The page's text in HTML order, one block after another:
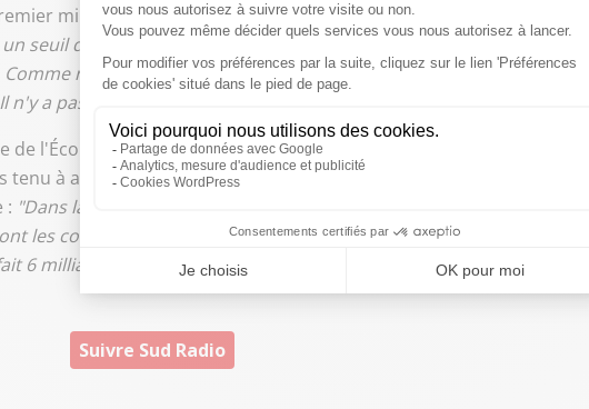
ministre. Un déficit budgétaire se paie par de l’endettement et
seuil dangereux. Tout ceci fragilise notre souveraineté. Il faut
nous avons franchi le seuil de tolérance du prélèvement
a pas 36 solutions."
de l'Économie, a déjà averti que des efforts devront être faits à tous
tenu à avertir que les collectivités territoriales ont déjà entamé des
: "Dans la période récente, le niveau d’administration publique qui a
les collectivités territoriales. On nous a prélevé, depuis 2014, près
6 milliards d’économies. Il faut que tout le monde s’y mette et
Suivre Sud Radio